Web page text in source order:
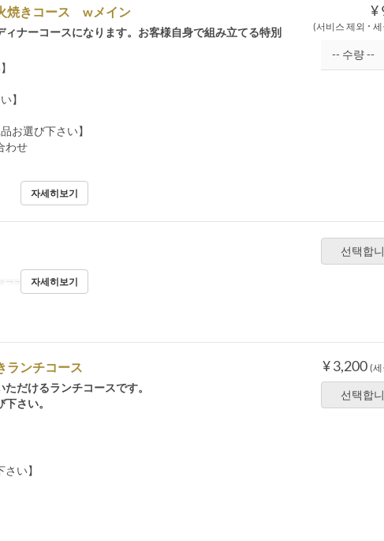
¥
(서비스 제외 ･
焼きコース wメイン
ナーコースになります。お客様自身で組み立てる特別
】
お選び下さい】
わせ
자세히보기
선택합
고리 Restaurant
자세히보기
¥ 3,200 (세
선택합
ランチコース
だけるランチコースです。
さい。
い】